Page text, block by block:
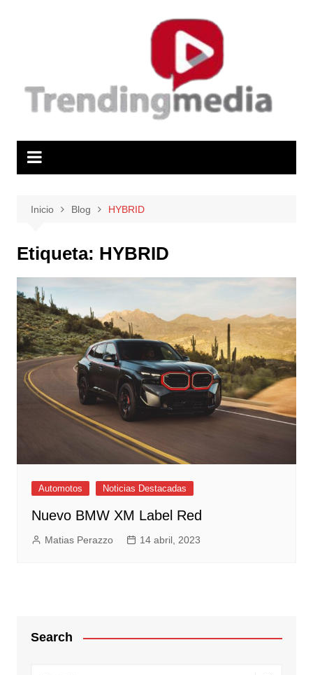
Inicio Blog HYBRID
Etiqueta: HYBRID
Automotos Noticias Destacadas
Nuevo BMW XM Label Red
Matias Perazzo 14 abril, 2023
Search